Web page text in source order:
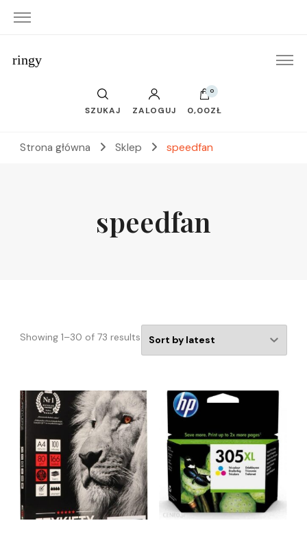
ringy
SZUKAJ ZALOGUJ
0
0,00ZŁ
Strona główna Sklep speedfan
speedfan
Showing 1–30 of 73 results